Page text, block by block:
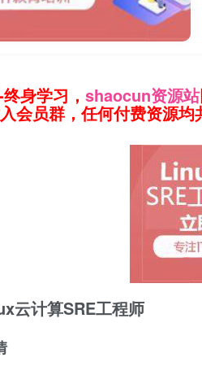
身学习， shaocun资源站
会员群，任何付费资源均
云计算SRE工程师